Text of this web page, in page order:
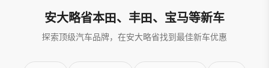
安大略省本田、丰田、宝马等新车
探索顶级汽车品牌，在安大略省找到最佳新车优惠